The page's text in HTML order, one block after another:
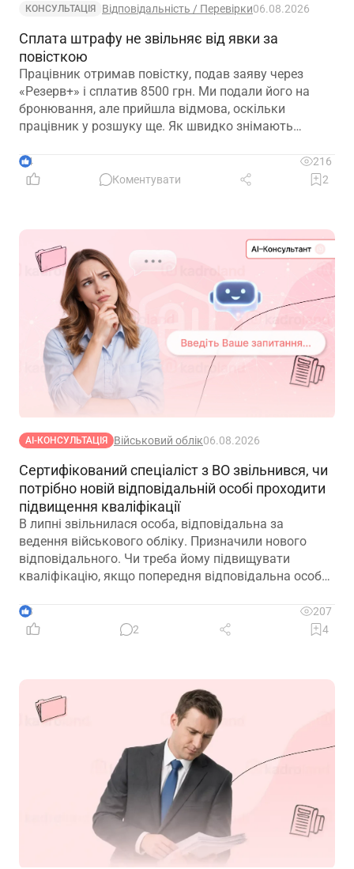
КОНСУЛЬТАЦІЯ Відповідальність / Перевірки06.08.2026
Сплата штрафу не звільняє від явки за
повісткою
Працівник отримав повістку, подав заяву через
«Резерв+» і сплатив 8500 грн. Ми подали його на
бронювання, але прийшла відмова, оскільки
працівник у розшуку ще. Як швидко знімають
4
216
Коментувати
2
АІ-КОНСУЛЬТАЦІЯ Військовий облік06.08.2026
Сертифікований спеціаліст з ВО звільнився, чи
потрібно новій відповідальній особі проходити
підвищення кваліфікації
В липні звільнилася особа, відповідальна за
ведення військового обліку. Призначили нового
відповідального. Чи треба йому підвищувати
кваліфікацію, якщо попередня відповідальна особа
3
207
2
4